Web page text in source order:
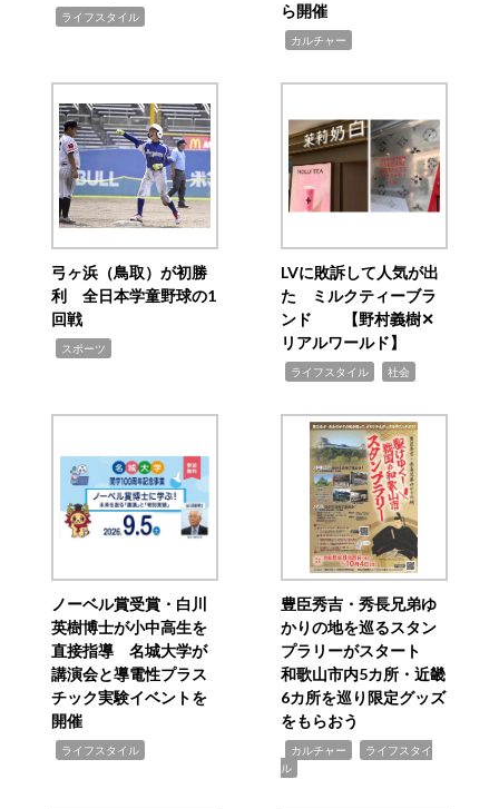
ライフスタイル
ら開催
カルチャー
弓ヶ浜（鳥取）が初勝
利 全日本学童野球の1
回戦
スポーツ
LVに敗訴して人気が出
た ミルクティーブラ
ンド 【野村義樹✕
リアルワールド】
ライフスタイル 社会
ノーベル賞受賞・白川
英樹博士が小中高生を
直接指導 名城大学が
講演会と導電性プラス
チック実験イベントを
開催
ライフスタイル
豊臣秀吉・秀長兄弟ゆ
かりの地を巡るスタン
プラリーがスタート
和歌山市内5カ所・近畿
6カ所を巡り限定グッズ
をもらおう
カルチャー
ライフスタイ
ル